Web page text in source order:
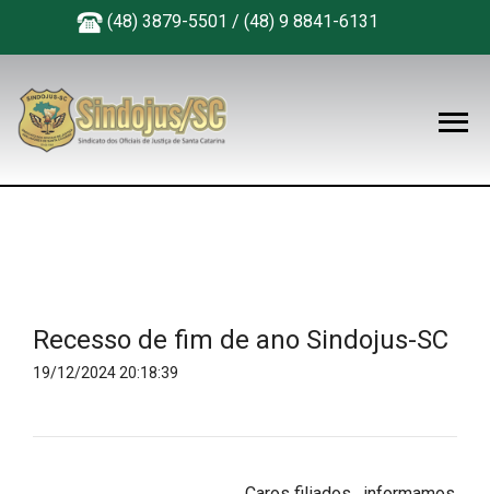
(48) 3879-5501 / (48) 9 8841-6131
Recesso de fim de ano Sindojus-SC
19/12/2024 20:18:39